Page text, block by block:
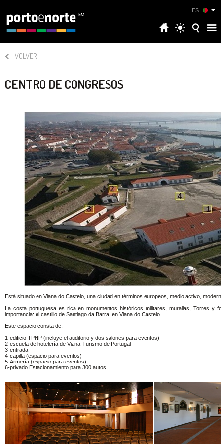
ES
VOLVER
CENTRO DE CONGRESOS
Está situado en Viana do Castelo, una ciudad en términos europeos, medio activo,
La costa portuguesa es rica en monumentos históricos militares, murallas, Torres
importancia: el castillo de Santiago da Barra, en Viana do Castelo.
Este espacio consta de:
1-edificio TPNP (incluye el auditorio y dos salones para eventos)
2-escuela de hotelería de Viana-Turismo de Portugal
3-entrada
4-capilla (espacio para eventos)
5-Armería (espacio para eventos)
6-privado Estacionamiento para 300 autos